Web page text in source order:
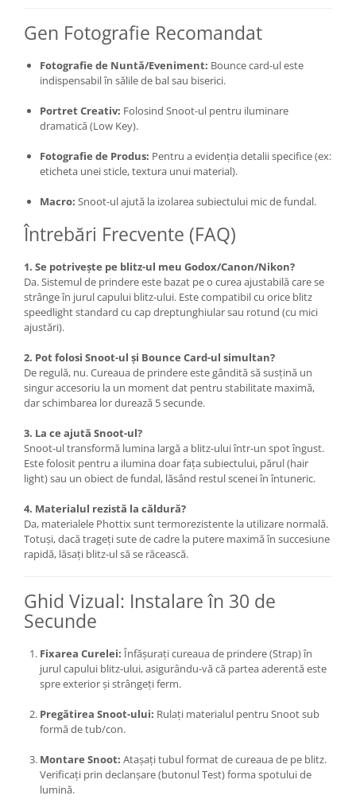
Camere video de actiune
Accesorii camere video de actiune
Accesorii drone
Acumulatori camere video
Stabilizatoare (Gimbal) / Steady
Huse Protectie / Ploaie camere
Accesorii diverse pt camere video
Camere Video Cinematice
Drone
Slider
Trepiede si monopiede
Trepiede foto
Trepied / Monopied Carbon
Trepiede pentru compacte /
webcam-uri
Monopiede foto/video
Cap trepied si monopied
Carucioare trepied (Dolly)
Huse trepied / stativ lumini
Sina Focus pentru Macro
Accesorii trepiede si monopiede
Selfie Stick
Blitz-uri studio
Softbox-uri
Accesorii Blitz-uri studio
Gen Fotografie Recomandat
Fotografie de Nuntă/Eveniment: Bounce card-ul este
indispensabil în sălile de bal sau biserici.
Portret Creativ: Folosind Snoot-ul pentru iluminare
dramatică (Low Key).
Fotografie de Produs: Pentru a evidenția detalii specifice (ex:
eticheta unei sticle, textura unui material).
Macro: Snoot-ul ajută la izolarea subiectului mic de fundal.
Întrebări Frecvente (FAQ)
1. Se potrivește pe blitz-ul meu Godox/Canon/Nikon?
Da. Sistemul de prindere este bazat pe o curea ajustabilă care se
strânge în jurul capului blitz-ului. Este compatibil cu orice blitz
speedlight standard cu cap dreptunghiular sau rotund (cu mici
ajustări).
2. Pot folosi Snoot-ul și Bounce Card-ul simultan?
De regulă, nu. Cureaua de prindere este gândită să susțină un
singur accesoriu la un moment dat pentru stabilitate maximă,
dar schimbarea lor durează 5 secunde.
3. La ce ajută Snoot-ul?
Snoot-ul transformă lumina largă a blitz-ului într-un spot îngust.
Este folosit pentru a ilumina doar fața subiectului, părul (hair
light) sau un obiect de fundal, lăsând restul scenei în întuneric.
4. Materialul rezistă la căldură?
Da, materialele Phottix sunt termorezistente la utilizare normală.
Totuși, dacă trageți sute de cadre la putere maximă în succesiune
rapidă, lăsați blitz-ul să se răcească.
Ghid Vizual: Instalare în 30 de
Secunde
Fixarea Curelei: Înfășurați cureaua de prindere (Strap) în
jurul capului blitz-ului, asigurându-vă că partea aderentă este
spre exterior și strângeți ferm.
Pregătirea Snoot-ului: Rulați materialul pentru Snoot sub
formă de tub/con.
Montare Snoot: Atașați tubul format de cureaua de pe blitz.
Verificați prin declanșare (butonul Test) forma spotului de
lumină.